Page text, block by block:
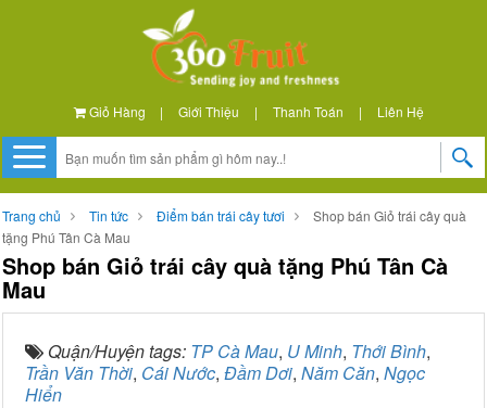
Giỏ Hàng | Giới Thiệu | Thanh Toán | Liên Hệ
Trang chủ Tin tức Điểm bán trái cây tươi
Shop bán Giỏ trái cây quà
tặng Phú Tân Cà Mau
Shop bán Giỏ trái cây quà tặng Phú Tân Cà
Mau
Quận/Huyện tags: TP Cà Mau, U Minh, Thới Bình,
Trần Văn Thời, Cái Nước, Đầm Dơi, Năm Căn, Ngọc
Hiển